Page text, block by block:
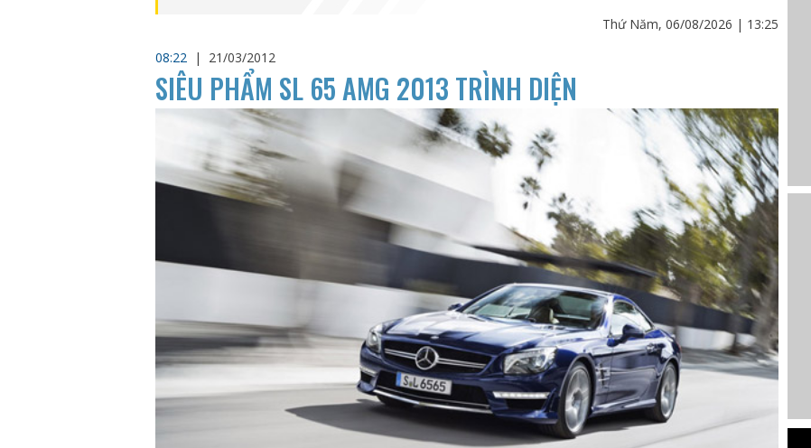
Thứ Năm, 06/08/2026 | 13:25
08:22 | 21/03/2012
SIÊU PHẨM SL 65 AMG 2013 TRÌNH DIỆN